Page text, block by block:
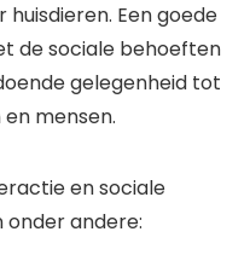
Een goede
de sociale behoeften
gelegenheid tot
mensen.
en sociale
onder andere: